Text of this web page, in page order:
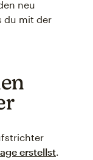
neu
du mit der
erstellst.